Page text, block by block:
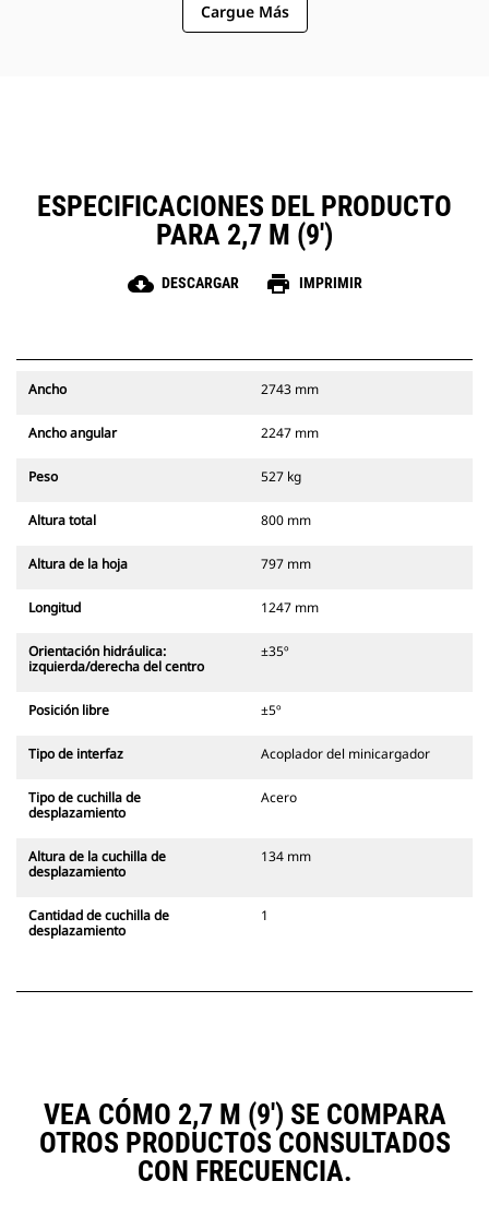
Cargue Más
ESPECIFICACIONES DEL PRODUCTO
PARA 2,7 M (9')
cloud_download DESCARGAR print IMPRIMIR
Ancho 2743 mm
Ancho angular 2247 mm
Peso 527 kg
Altura total 800 mm
Altura de la hoja 797 mm
Longitud 1247 mm
Orientación hidráulica:
izquierda/derecha del centro
±35º
Posición libre ±5º
Tipo de interfaz Acoplador del minicargador
Tipo de cuchilla de
desplazamiento
Acero
Altura de la cuchilla de
desplazamiento
134 mm
Cantidad de cuchilla de
desplazamiento
1
VEA CÓMO 2,7 M (9') SE COMPARA
OTROS PRODUCTOS CONSULTADOS
CON FRECUENCIA.